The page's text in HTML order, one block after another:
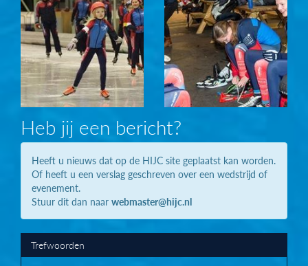
Heb jij een bericht?
Heeft u nieuws dat op de HIJC site geplaatst kan worden.
Of heeft u een verslag geschreven over een wedstrijd of
evenement.
Stuur dit dan naar webmaster@hijc.nl
Trefwoorden